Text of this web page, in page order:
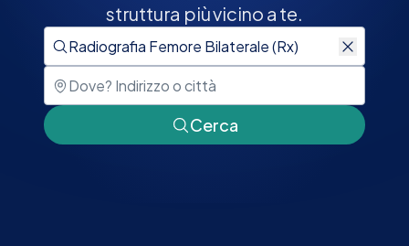
struttura più vicino a te.
Cerca